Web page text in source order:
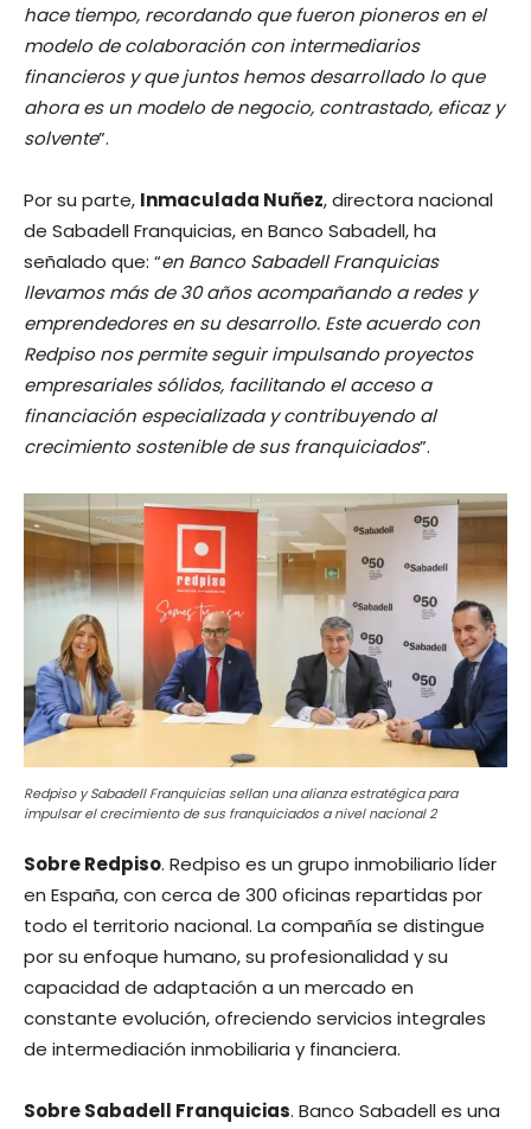
hace tiempo, recordando que fueron pioneros en el
modelo de colaboración con intermediarios
financieros y que juntos hemos desarrollado lo que
ahora es un modelo de negocio, contrastado, eficaz y
solvente”.
Por su parte, Inmaculada Nuñez, directora nacional
de Sabadell Franquicias, en Banco Sabadell, ha
señalado que: “en Banco Sabadell Franquicias
llevamos más de 30 años acompañando a redes y
emprendedores en su desarrollo. Este acuerdo con
Redpiso nos permite seguir impulsando proyectos
empresariales sólidos, facilitando el acceso a
financiación especializada y contribuyendo al
crecimiento sostenible de sus franquiciados”.
Redpiso y Sabadell Franquicias sellan una alianza estratégica para
impulsar el crecimiento de sus franquiciados a nivel nacional 2
Sobre Redpiso. Redpiso es un grupo inmobiliario líder
en España, con cerca de 300 oficinas repartidas por
todo el territorio nacional. La compañía se distingue
por su enfoque humano, su profesionalidad y su
capacidad de adaptación a un mercado en
constante evolución, ofreciendo servicios integrales
de intermediación inmobiliaria y financiera.
Sobre Sabadell Franquicias. Banco Sabadell es una